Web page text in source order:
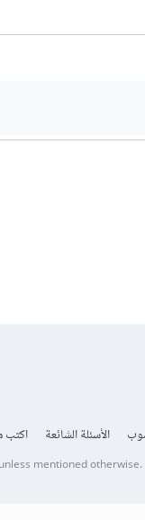
الأسئلة الشائعة اكتب
mentioned otherwise.